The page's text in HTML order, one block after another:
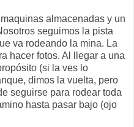
almacenadas y un
seguimos la pista
va rodeando la mina. La
hacer fotos. Al llegar a una
(si la ves lo
dimos la vuelta, pero
seguirse para rodear toda
hasta pasar bajo (ojo